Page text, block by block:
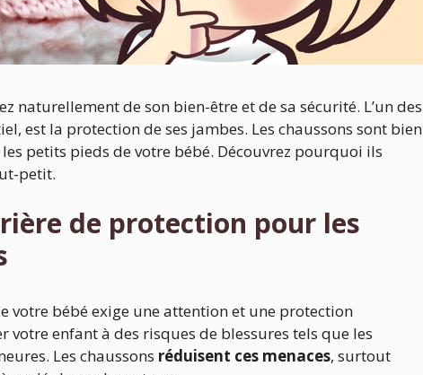
naturellement de son bien-être et de sa sécurité. L’un des
est la protection de ses jambes. Les chaussons sont bien
petits pieds de votre bébé. Découvrez pourquoi ils
petit.
de protection pour les
votre bébé exige une attention et une protection
enfant à des risques de blessures tels que les
Les chaussons réduisent ces menaces, surtout